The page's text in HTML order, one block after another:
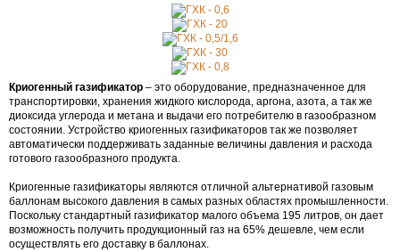
Криогенный газификатор – это оборудование, предназначенное для
транспортировки, хранения жидкого кислорода, аргона, азота, а так же
диоксида углерода и метана и выдачи его потребителю в газообразном
состоянии. Устройство криогенных газификаторов так же позволяет
автоматически поддерживать заданные величины давления и расхода
готового газообразного продукта.
Криогенные газификаторы являются отличной альтернативой газовым
баллонам высокого давления в самых разных областях промышленности.
Поскольку стандартный газификатор малого объема 195 литров, он дает
возможность получить продукционный газ на 65% дешевле, чем если
осуществлять его доставку в баллонах.